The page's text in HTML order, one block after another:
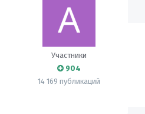
Участники
904
14 169 публикаций